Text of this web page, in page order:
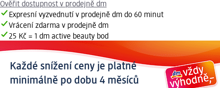
Ověřit dostupnost v prodejně dm
Expresní vyzvednutí v prodejně dm do 60 minut
Vrácení zdarma v prodejně dm
25 Kč = 1 dm active beauty bod
Každé snížení ceny je platné
minimálně po dobu 4 měsíců